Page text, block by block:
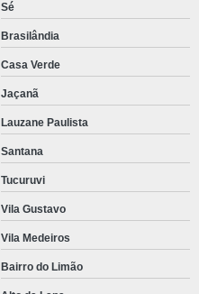
Sé
Brasilândia
Casa Verde
Jaçanã
Lauzane Paulista
Santana
Tucuruvi
Vila Gustavo
Vila Medeiros
Bairro do Limão